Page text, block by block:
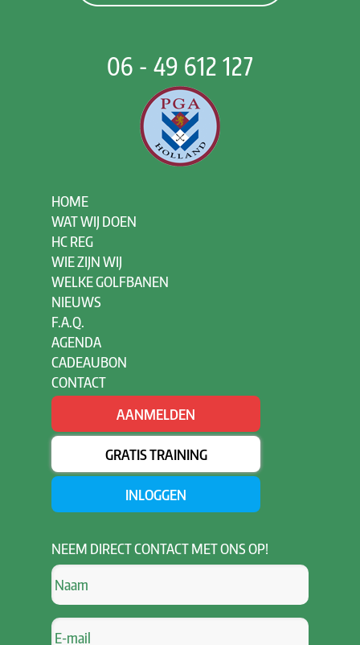
06 - 49 612 127
HOME
WAT WIJ DOEN
HC REG
WIE ZIJN WIJ
WELKE GOLFBANEN
NIEUWS
F.A.Q.
AGENDA
CADEAUBON
CONTACT
AANMELDEN
GRATIS TRAINING
INLOGGEN
NEEM DIRECT CONTACT MET ONS OP!